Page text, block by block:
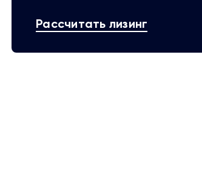
Рассчитать лизинг